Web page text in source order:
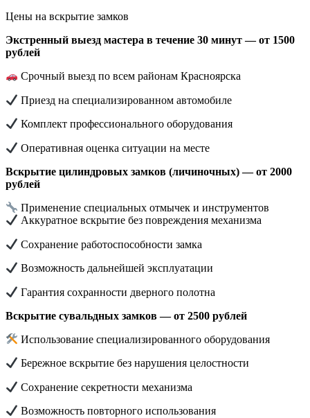
Цены на вскрытие замков
Экстренный выезд мастера в течение 30 минут — от 1500
рублей
Срочный выезд по всем районам Красноярска
Приезд на специализированном автомобиле
Комплект профессионального оборудования
Оперативная оценка ситуации на месте
Вскрытие цилиндровых замков (личиночных) — от 2000
рублей
Применение специальных отмычек и инструментов
Аккуратное вскрытие без повреждения механизма
Сохранение работоспособности замка
Возможность дальнейшей эксплуатации
Гарантия сохранности дверного полотна
Вскрытие сувальдных замков — от 2500 рублей
Использование специализированного оборудования
Бережное вскрытие без нарушения целостности
Сохранение секретности механизма
Возможность повторного использования